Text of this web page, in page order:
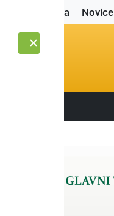
Naslovnica Novice